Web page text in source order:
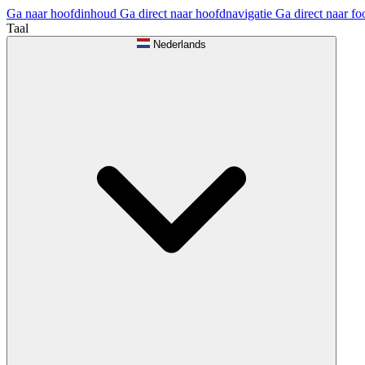
Ga naar hoofdinhoud Ga direct naar hoofdnavigatie Ga direct naar
Taal
Nederlands